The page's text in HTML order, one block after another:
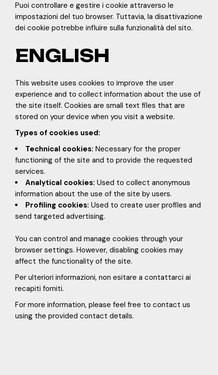
Puoi controllare e gestire i cookie attraverso le
impostazioni del tuo browser. Tuttavia, la disattivazione
dei cookie potrebbe influire sulla funzionalità del sito.
ENGLISH
This website uses cookies to improve the user
experience and to collect information about the use of
the site itself. Cookies are small text files that are
stored on your device when you visit a website.
Types of cookies used:
Technical cookies: Necessary for the proper
functioning of the site and to provide the requested
services.
Analytical cookies: Used to collect anonymous
information about the use of the site by users.
Profiling cookies: Used to create user profiles and
send targeted advertising.
You can control and manage cookies through your
browser settings. However, disabling cookies may
affect the functionality of the site.
Per ulteriori informazioni, non esitare a contattarci ai
recapiti forniti.
For more information, please feel free to contact us
using the provided contact details.